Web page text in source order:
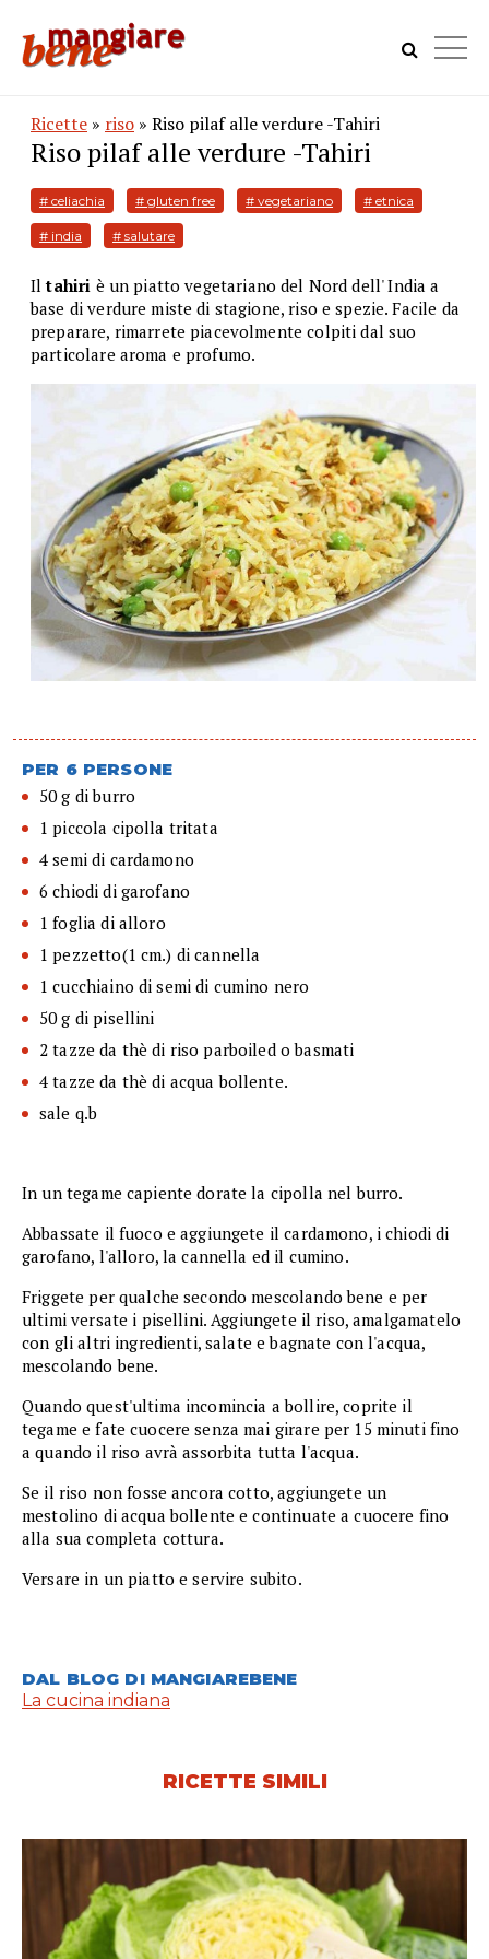
Ricette » riso » Riso pilaf alle verdure -Tahiri
Riso pilaf alle verdure -Tahiri
# celiachia # gluten free # vegetariano # etnica
# india # salutare
Iltahiri è un piatto vegetariano del Nord dell' India a
base di verdure miste di stagione, riso e spezie. Facile da
preparare, rimarrete piacevolmente colpiti dal suo
particolare aroma e profumo.
PER 6 PERSONE
50 g di burro
1 piccola cipolla tritata
4 semi di cardamono
6 chiodi di garofano
1 foglia di alloro
1 pezzetto(1 cm.) di cannella
1 cucchiaino di semi di cumino nero
50 g di pisellini
2 tazze da thè di riso parboiled o basmati
4 tazze da thè di acqua bollente.
sale q.b
In un tegame capiente dorate la cipolla nel burro.
Abbassate il fuoco e aggiungete il cardamono, i chiodi di
garofano, l'alloro, la cannella ed il cumino.
Friggete per qualche secondo mescolando bene e per
ultimi versate i pisellini. Aggiungete il riso, amalgamatelo
con gli altri ingredienti, salate e bagnate con l'acqua,
mescolando bene.
Quando quest'ultima incomincia a bollire, coprite il
tegame e fate cuocere senza mai girare per 15 minuti fino
a quando il riso avrà assorbita tutta l'acqua.
Se il riso non fosse ancora cotto, aggiungete un
mestolino di acqua bollente e continuate a cuocere fino
alla sua completa cottura.
Versare in un piatto e servire subito.
DAL BLOG DI MANGIAREBENE
La cucina indiana
RICETTE SIMILI